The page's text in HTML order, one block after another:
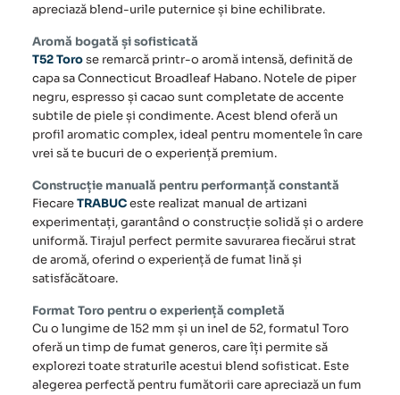
apreciază blend-urile puternice și bine echilibrate.
Aromă bogată și sofisticată
T52 Torose remarcă printr-o aromă intensă, definită de
capa sa Connecticut Broadleaf Habano. Notele de piper
negru, espresso și cacao sunt completate de accente
subtile de piele și condimente. Acest blend oferă un
profil aromatic complex, ideal pentru momentele în care
vrei să te bucuri de o experiență premium.
Construcție manuală pentru performanță constantă
FiecareTRABUCeste realizat manual de artizani
experimentați, garantând o construcție solidă și o ardere
uniformă. Tirajul perfect permite savurarea fiecărui strat
de aromă, oferind o experiență de fumat lină și
satisfăcătoare.
Format Toro pentru o experiență completă
Cu o lungime de 152 mm și un inel de 52, formatul Toro
oferă un timp de fumat generos, care îți permite să
explorezi toate straturile acestui blend sofisticat. Este
alegerea perfectă pentru fumătorii care apreciază un fum